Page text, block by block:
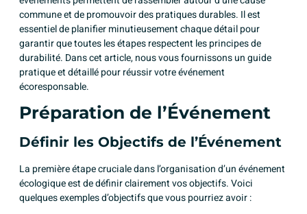
commune et de promouvoir des pratiques durables. Il est
essentiel de planifier minutieusement chaque détail pour
garantir que toutes les étapes respectent les principes de
durabilité. Dans cet article, nous vous fournissons un guide
pratique et détaillé pour réussir votre événement
écoresponsable.
Préparation de l’Événement
Définir les Objectifs de l’Événement
La première étape cruciale dans l’organisation d’un événement
écologique est de définir clairement vos objectifs. Voici
quelques exemples d’objectifs que vous pourriez avoir :